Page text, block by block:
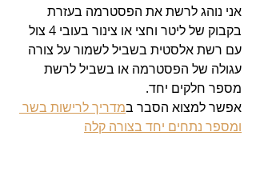
אני נוהג לרשת את הפסטרמה בעזרת
בקבוק של ליטר וחצי או צינור בעובי 4 צול
עם רשת אלסטית בשביל לשמור על צורה
עגולה של הפסטרמה או בשביל לרשת
מספר חלקים יחד.
אפשר למצוא הסבר במדריך לרישות בשר
ומספר נתחים יחד בצורה קלה